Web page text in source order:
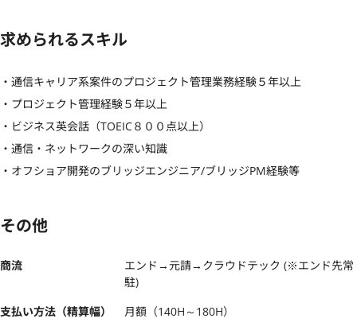
求められるスキル
・通信キャリア系案件のプロジェクト管理業務経験５年以上
・プロジェクト管理経験５年以上
・ビジネス英会話（TOEIC８００点以上）
・通信・ネットワークの深い知識
・オフショア開発のブリッジエンジニア/ブリッジPM経験等
その他
商流
エンド→元請→クラウドテック (※エンド先常
駐)
支払い方法（精算幅）
月額（140H～180H）